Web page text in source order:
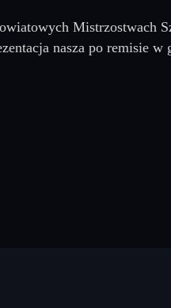
Mistrzostwach
nasza po remisie w